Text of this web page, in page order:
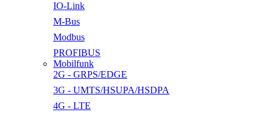
IO-Link
M-Bus
Modbus
PROFIBUS
Mobilfunk
2G - GRPS/EDGE
3G - UMTS/HSUPA/HSDPA
4G - LTE